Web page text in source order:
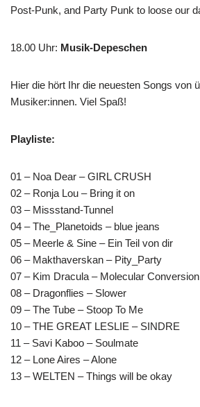
Post-Punk, and Party Punk to loose our
18.00 Uhr: Musik-Depeschen
Hier die hört Ihr die neuesten Songs von
Musiker:innen. Viel Spaß!
Playliste:
01 – Noa Dear – GIRL CRUSH
02 – Ronja Lou – Bring it on
03 – Missstand-Tunnel
04 – The_Planetoids – blue jeans
05 – Meerle & Sine – Ein Teil von dir
06 – Makthaverskan – Pity_Party
07 – Kim Dracula – Molecular Conversion
08 – Dragonflies – Slower
09 – The Tube – Stoop To Me
10 – THE GREAT LESLIE – SINDRE
11 – Savi Kaboo – Soulmate
12 – Lone Aires – Alone
13 – WELTEN – Things will be okay